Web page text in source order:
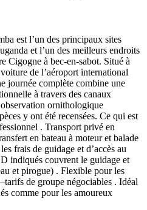
est l’un des principaux sites
et l’un des meilleurs endroits
Cigogne à bec-en-sabot. Situé à
de l’aéroport international
journée complète combine une
à travers des canaux
ornithologique
y ont été recensées. Ce qui est
. Transport privé en
en bateau à moteur et balade
frais de guidage et d’accès au
indiqués couvrent le guidage et
et pirogue) . Flexible pour les
de groupe négociables . Idéal
comme pour les amoureux